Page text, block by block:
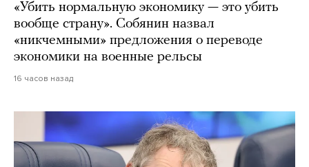
«Убить нормальную экономику — это убить
вообще страну». Собянин назвал
«никчемными» предложения о переводе
экономики на военные рельсы
16 часов назад